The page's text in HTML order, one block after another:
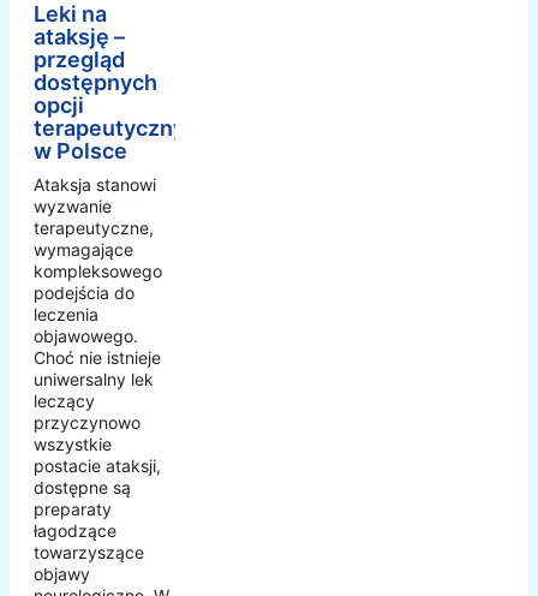
Leki na
ataksję –
przegląd
dostępnych
opcji
terapeutycznych
w Polsce
Ataksja stanowi
wyzwanie
terapeutyczne,
wymagające
kompleksowego
podejścia do
leczenia
objawowego.
Choć nie istnieje
uniwersalny lek
leczący
przyczynowo
wszystkie
postacie ataksji,
dostępne są
preparaty
łagodzące
towarzyszące
objawy